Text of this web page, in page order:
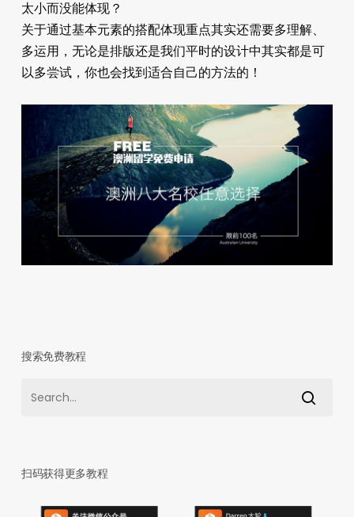
太小而没能体现？
关于通过基本元素的搭配体现重点其实还需要多理解、
多运用，无论是排版还是我们平时的设计中其实都是可
以多尝试，你也会找到适合自己的方法的！
搜索免费教程
扫码获得更多教程